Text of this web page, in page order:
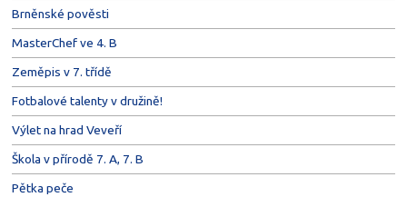
Brněnské pověsti
MasterChef ve 4. B
Zeměpis v 7. třídě
Fotbalové talenty v družině!
Výlet na hrad Veveří
Škola v přírodě 7. A, 7. B
Pětka peče